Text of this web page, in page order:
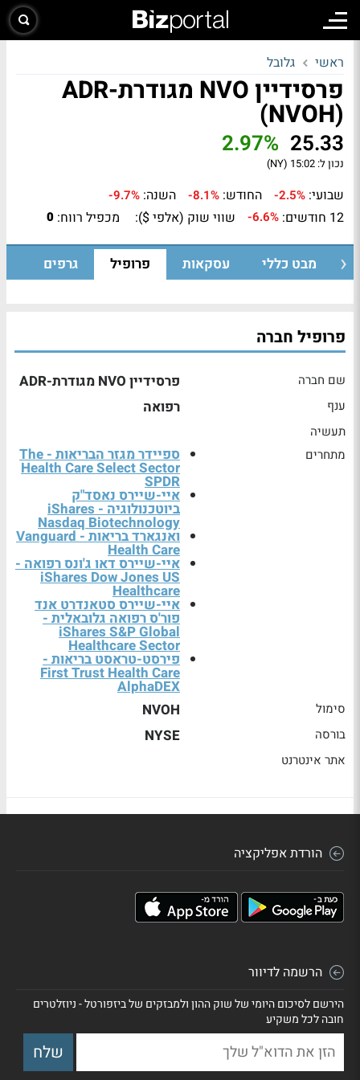
ראשי גלובל
פרסידיין NVO מגודרת-ADR
(NVOH)
25.33
2.97%
נכון ל: 15:02 (NY)
שבועי: -2.5% החודש: -8.1% השנה: -9.7%
12 חודשים: -6.6% שווי שוק (אלפי $): מכפיל רווח: 0
מבט כללי עסקאות פרופיל גרפים
פרופיל חברה
שם חברה פרסידיין NVO מגודרת-ADR
ענף רפואה
תעשיה
מתחרים
ספיידר מגזר הבריאות - The
Health Care Select Sector
SPDR
איי-שיירס נאסד"ק
ביוטכנולוגיה - iShares
Nasdaq Biotechnology
ואנגארד בריאות - Vanguard
Health Care
איי-שיירס דאו ג'ונס רפואה -
iShares Dow Jones US
Healthcare
איי-שיירס סטאנדרט אנד
פור'ס רפואה גלובאלית -
iShares S&P Global
Healthcare Sector
פירסט-טראסט בריאות -
First Trust Health Care
AlphaDEX
סימול NVOH
בורסה NYSE
אתר אינטרנט
הורדת אפליקציה
הרשמה לדיוור
הירשם לסיכום היומי של שוק ההון ולמבזקים של ביזפורטל - ניוזלטרים
חובה לכל משקיע